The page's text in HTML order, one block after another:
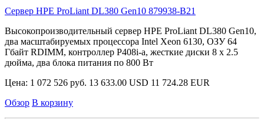
Сервер HPE ProLiant DL380 Gen10 879938-B21
Высокопроизводительный сервер HPE ProLiant DL380 Gen10,
два масштабируемых процессора Intel Xeon 6130, ОЗУ 64
Гбайт RDIMM, контроллер P408i-a, жесткие диски 8 х 2.5
дюйма, два блока питания по 800 Вт
Цена: 1 072 526 руб. 13 633.00 USD 11 724.28 EUR
Обзор В корзину